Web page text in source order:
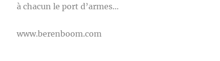
à chacun le port d’armes…
www.berenboom.com